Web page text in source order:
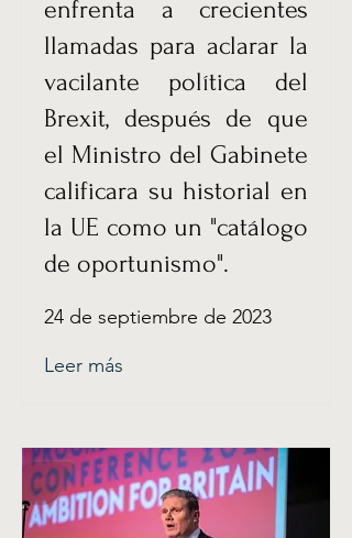
enfrenta a crecientes
llamadas para aclarar la
vacilante política del
Brexit, después de que
el Ministro del Gabinete
calificara su historial en
la UE como un "catálogo
de oportunismo".
24 de septiembre de 2023
Leer más